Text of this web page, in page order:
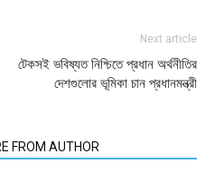
Next article
টেকসই ভবিষ্যত নিশ্চিতে প্রধান অর্থনীতির
দেশগুলোর ভূমিকা চান প্রধানমন্ত্রী
FROM AUTHOR